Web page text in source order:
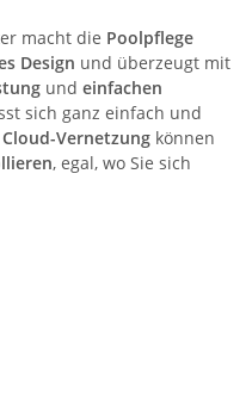
macht die Poolpflege
Design und überzeugt mit
und einfachen
sich ganz einfach und
Cloud-Vernetzung können
, egal, wo Sie sich